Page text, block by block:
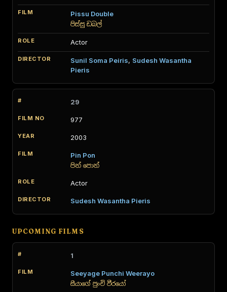
Pissu Double
පිස්සු ඩබල්
Actor
Sunil Soma Peiris, Sudesh Wasantha
Pieris
29
977
2003
Pin Pon
පින් පොන්
Actor
Sudesh Wasantha Pieris
UPCOMING FILMS
1
Seeyage Punchi Weerayo
සීයාගේ පුංචි වීරයෝ